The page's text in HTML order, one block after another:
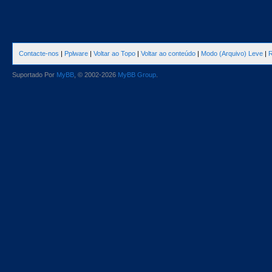
Contacte-nos | Pplware | Voltar ao Topo | Voltar ao conteúdo | Modo (Arquivo) Leve |
Suportado Por MyBB , © 2002-2026 MyBB Group